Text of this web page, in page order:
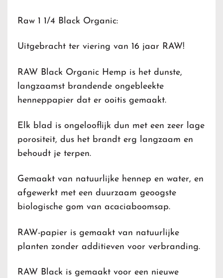
Raw 1 1/4 Black Organic:
Uitgebracht ter viering van 16 jaar RAW!
RAW Black Organic Hemp is het dunste,
langzaamst brandende ongebleekte
henneppapier dat er ooitis gemaakt.
Elk blad is ongelooflijk dun met een zeer lage
porositeit, dus het brandt erg langzaam en
behoudt je terpen.
Gemaakt van natuurlijke hennep en water, en
afgewerkt met een duurzaam geoogste
biologische gom van acaciaboomsap.
RAW-papier is gemaakt van natuurlijke
planten zonder additieven voor verbranding.
RAW Black is gemaakt voor een nieuwe